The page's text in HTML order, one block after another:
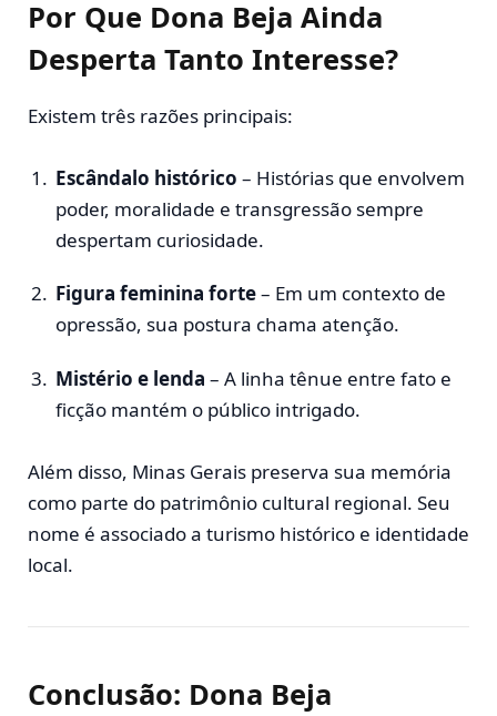
Por Que Dona Beja Ainda
Desperta Tanto Interesse?
Existem três razões principais:
Escândalo histórico – Histórias que envolvem
poder, moralidade e transgressão sempre
despertam curiosidade.
Figura feminina forte– Em um contexto de
opressão, sua postura chama atenção.
Mistério e lenda – A linha tênue entre fato e
ficção mantém o público intrigado.
Além disso, Minas Gerais preserva sua memória
como parte do patrimônio cultural regional. Seu
nome é associado a turismo histórico e identidade
local.
Conclusão: Dona Beja